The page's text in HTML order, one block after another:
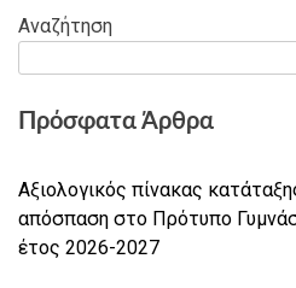
Αναζήτηση
Πρόσφατα Άρθρα
Αξιολογικός πίνακας
απόσπαση στο Πρότυπο
έτος 2026-2027